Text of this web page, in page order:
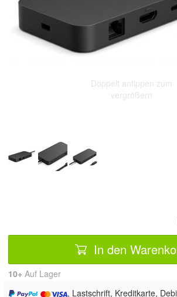
Doppelt antippen zum
vergrößern
In den
10+ Auf Lager
, Lastschrift, Kreditkarte,